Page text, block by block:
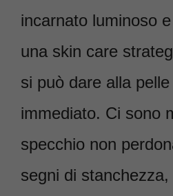
incarnato luminoso
una skin care
si può dare alla
immediato. Ci sono
specchio non
segni di stanchezza,